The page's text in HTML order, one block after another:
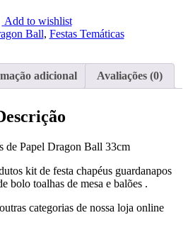
Add to wishlist
Ball, Festas Temáticas
adicional Avaliações (0)
de Papel Dragon Ball 33cm
kit de festa chapéus guardanapos
bolo toalhas de mesa e balões .
categorias de nossa loja online